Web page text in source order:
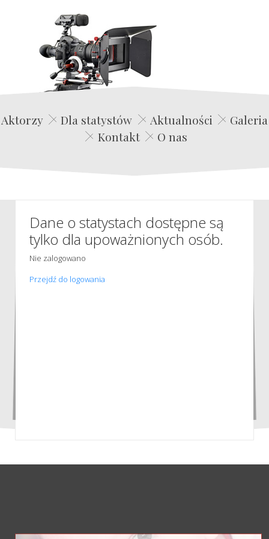
Edwin Film Agencja Aktorska
Aktorzy Dla statystów Aktualności
Galeria
Kontakt
O nas
Dane o statystach dostępne są
tylko dla upoważnionych osób.
Nie zalogowano
Przejdź do logowania